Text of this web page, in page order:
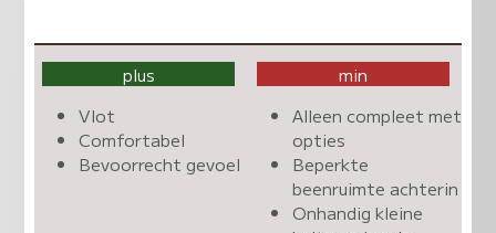
plus
Vlot
Comfortabel
Bevoorrecht gevoel
min
Alleen compleet met
opties
Beperkte
beenruimte achterin
Onhandig kleine